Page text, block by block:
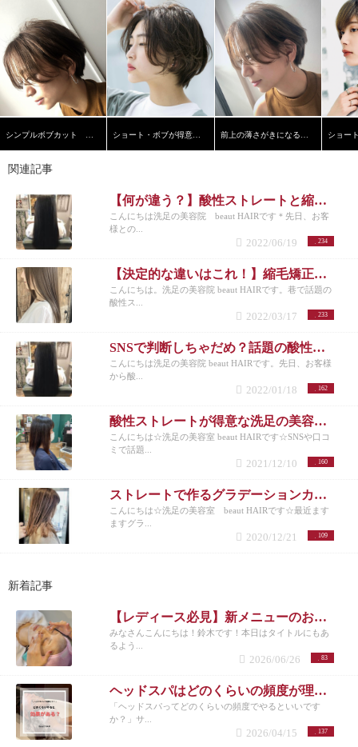
シンプルボブカット 洗足美容院ビュートヘアー ショート・ボブが得意 洗足 西小山 北千束 大岡山 前上の薄さがきになる方へ 30代から50代の方へ ショートボ
関連記事
【何が違う？】酸性ストレートと縮毛矯正の違いとは?
こんにちは洗足の美容院 beaut HAIRです＊先日、お客
様との...
234
2022/06/19
【決定的な違いはこれ！】縮毛矯正と酸性ストレートの違いって何？
こんにちは。洗足の美容院 beaut HAIRです。巷で話題の
酸性ス...
233
2022/03/17
SNSで判断しちゃだめ？話題の酸性ストレートのメリットとデメリットとは？
こんにちは洗足の美容院 beaut HAIRです。先日、お客様
から酸...
162
2022/01/18
酸性ストレートが得意な洗足の美容室がメリットを解説します！
こんにちは☆洗足の美容室 beaut HAIRです☆SNSや口コ
ミで話題...
160
2021/12/10
ストレートで作るグラデーションカラーは密かに注目されています☆
こんにちは☆洗足の美容室 beaut HAIRです☆最近ます
ますグラ...
109
2020/12/21
新着記事
【レディース必見】新メニューのお知らせ
みなさんこんにちは！鈴木です！本日はタイトルにもあ
るよう...
83
2026/06/26
ヘッドスパはどのくらいの頻度が理想？女性に多い悩みと正しい通い方
「ヘッドスパってどのくらいの頻度でやるといいです
か？」サ...
137
2026/04/15